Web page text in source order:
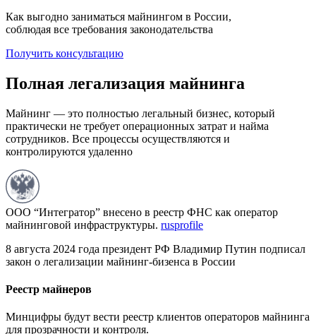
Как выгодно заниматься майнингом в России,
соблюдая все требования законодательства
Получить консультацию
Полная легализация майнинга
Майнинг — это полностью легальный бизнес, который
практически не требует операционных затрат и найма
сотрудников. Все процессы осуществляются и
контролируются удаленно
ООО “Интегратор” внесено в реестр ФНС как оператор
майнинговой инфраструктуры. rusprofile
8 августа 2024 года президент РФ Владимир Путин подписал
закон о легализации майнинг-бизенса в России
Реестр майнеров
Минцифры будут вести реестр клиентов операторов майнинга
для прозрачности и контроля.